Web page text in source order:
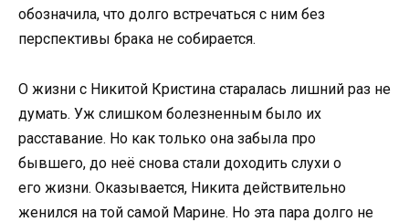
обозначила, что долго встречаться с ним без
перспективы брака не собирается.
О жизни с Никитой Кристина старалась лишний раз не
думать. Уж слишком болезненным было их
расставание. Но как только она забыла про
бывшего, до неё снова стали доходить слухи о
его жизни. Оказывается, Никита действительно
женился на той самой Марине. Но эта пара долго не